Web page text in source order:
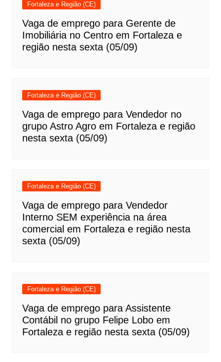
Fortaleza e Região (CE)
Vaga de emprego para Gerente de
Imobiliária no Centro em Fortaleza e
região nesta sexta (05/09)
Fortaleza e Região (CE)
Vaga de emprego para Vendedor no
grupo Astro Agro em Fortaleza e região
nesta sexta (05/09)
Fortaleza e Região (CE)
Vaga de emprego para Vendedor
Interno SEM experiência na área
comercial em Fortaleza e região nesta
sexta (05/09)
Fortaleza e Região (CE)
Vaga de emprego para Assistente
Contábil no grupo Felipe Lobo em
Fortaleza e região nesta sexta (05/09)